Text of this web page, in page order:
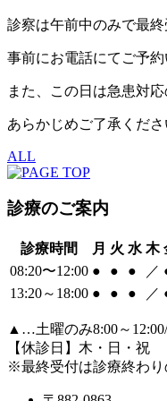
診察は午前中のみで最終
事前にお電話にてご予約
また、この日は急患対
あらかじめご了承くださ
ALL
診療のご案内
診療時間 月 火 水 木
08:20〜12:00 ● ● ● ／
13:20～18:00 ● ● ● ／
▲ …土曜のみ8:00～
【休診日】木・日・祝
※最終受付は診療終わり